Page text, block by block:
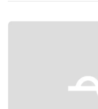
Previous slide